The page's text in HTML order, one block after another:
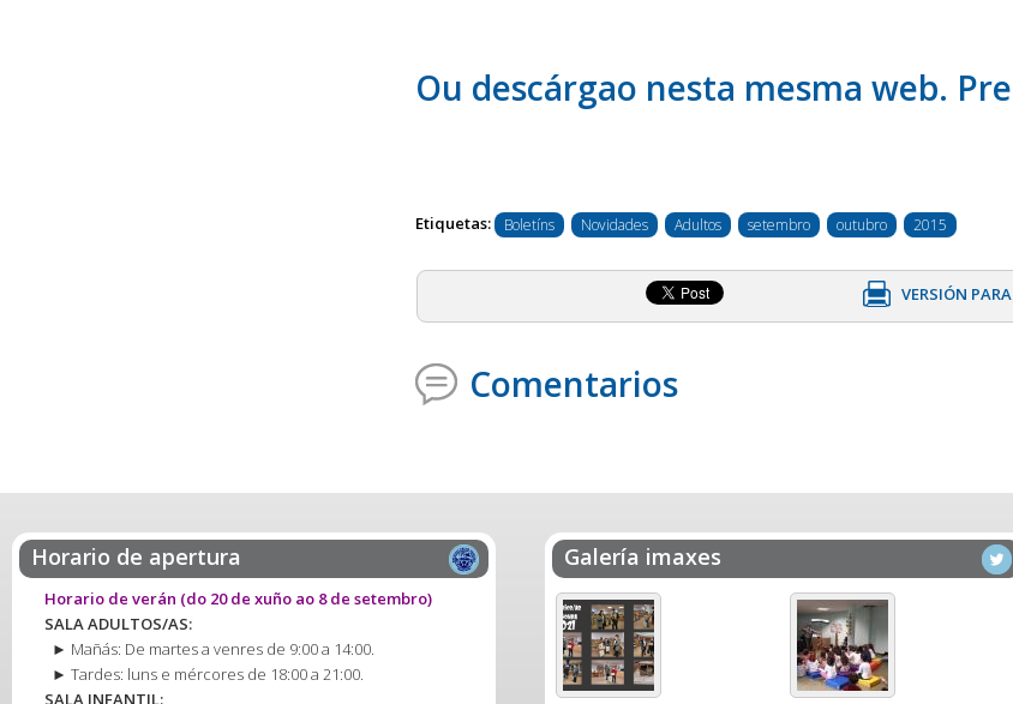
Ou descárgao nesta mesma web.
Etiquetas: Boletíns Novidades Adultos setembro outubro 2015
VERSIÓN
Comentarios
Horario de apertura
Horario de verán (do 20 de xuño ao 8 de setembro)
SALA ADULTOS/AS:
► Mañás: De martes a venres de 9:00 a 14:00.
► Tardes: luns e mércores de 18:00 a 21:00.
SALA INFANTIL:
Galería imaxes